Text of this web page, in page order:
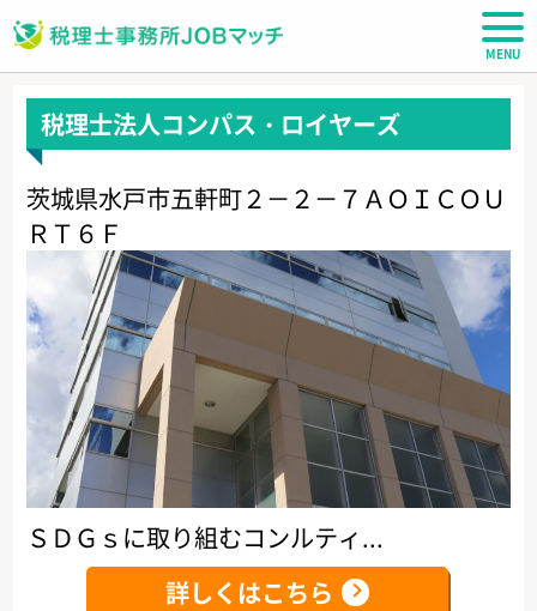
税理士法人コンパス・ロイヤーズ
茨城県水戸市五軒町２－２－７ＡＯＩＣＯＵ
ＲＴ６Ｆ
ＳＤＧｓに取り組むコンルティ...
詳しくはこちら